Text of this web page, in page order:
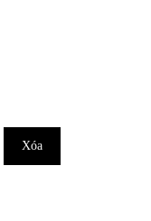
Xóa